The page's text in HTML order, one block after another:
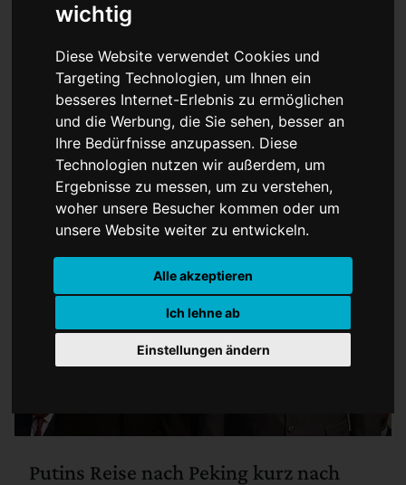
wichtig
Diese Website verwendet Cookies und
Targeting Technologien, um Ihnen ein
besseres Internet-Erlebnis zu ermöglichen
und die Werbung, die Sie sehen, besser an
Ihre Bedürfnisse anzupassen. Diese
Technologien nutzen wir außerdem, um
Ergebnisse zu messen, um zu verstehen,
woher unsere Besucher kommen oder um
unsere Website weiter zu entwickeln.
Alle akzeptieren
Ich lehne ab
Einstellungen ändern
Nach Trump-Abreise:
Putin und Xi schmieden
strategische Allianz gegen
den Westen
Putins Reise nach Peking kurz nach